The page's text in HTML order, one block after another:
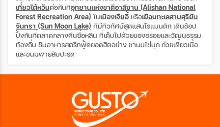
เที่ยวไต้หวันต่อกันที่อุทยานแห่งชาติอาลีซาน (Alishan National
Forest Recreation Area) ในเมืองเจียอี้ หรือเยือนทะเลสาบสุริยัน
จันทรา (Sun Moon Lake) ที่มีทิวทัศน์สุดแสนโรแมนติก เดินช้อป
ปิ้งกันที่ตลาดกลางคืนซื่อหลิน ที่เต็มไปด้วยของอร่อยและวัฒนธรรม
ท้องถิ่น ชิมอาหารสตรีทฟู้ดยอดฮิตอย่าง ชานมไข่มุก ก๋วยเตี๋ยวเนื้อ
และขนมพายสับปะรด